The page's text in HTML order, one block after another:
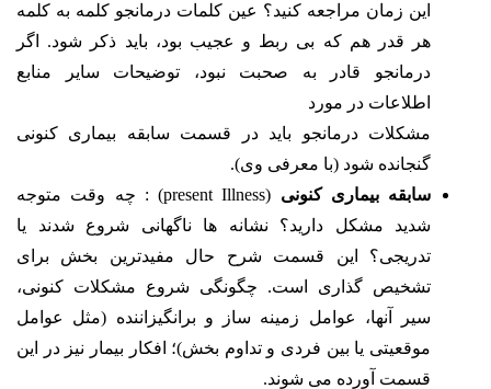
این زمان مراجعه کنید؟ عین کلمات درمانجو کلمه به کلمه
هر قدر هم که بی ربط و عجیب بود، باید ذکر شود. اگر
درمانجو قادر به صحبت نبود، توضیحات سایر منابع
اطلاعات در مورد
مشکلات درمانجو باید در قسمت سابقه بیماری کنونی
گنجانده شود (با معرفی وی).
سابقه بیماری کنونی
(present Illness) : چه وقت متوجه
شدید مشکل دارید؟ نشانه ها ناگهانی شروع شدند یا
تدریجی؟ این قسمت شرح حال مفیدترین بخش برای
تشخیص گذاری است. چگونگی شروع مشکلات کنونی،
سیر آنها، عوامل زمینه ساز و برانگیزاننده (مثل عوامل
موقعیتی یا بین فردی و تداوم بخش)؛ افکار بیمار نیز در این
قسمت آورده می شوند.